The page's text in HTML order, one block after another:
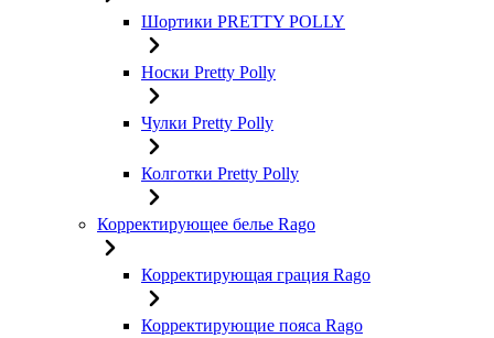
Шортики PRETTY POLLY
Носки Pretty Polly
Чулки Pretty Polly
Колготки Pretty Polly
Корректирующее белье Rago
Корректирующая грация Rago
Корректирующие пояса Rago